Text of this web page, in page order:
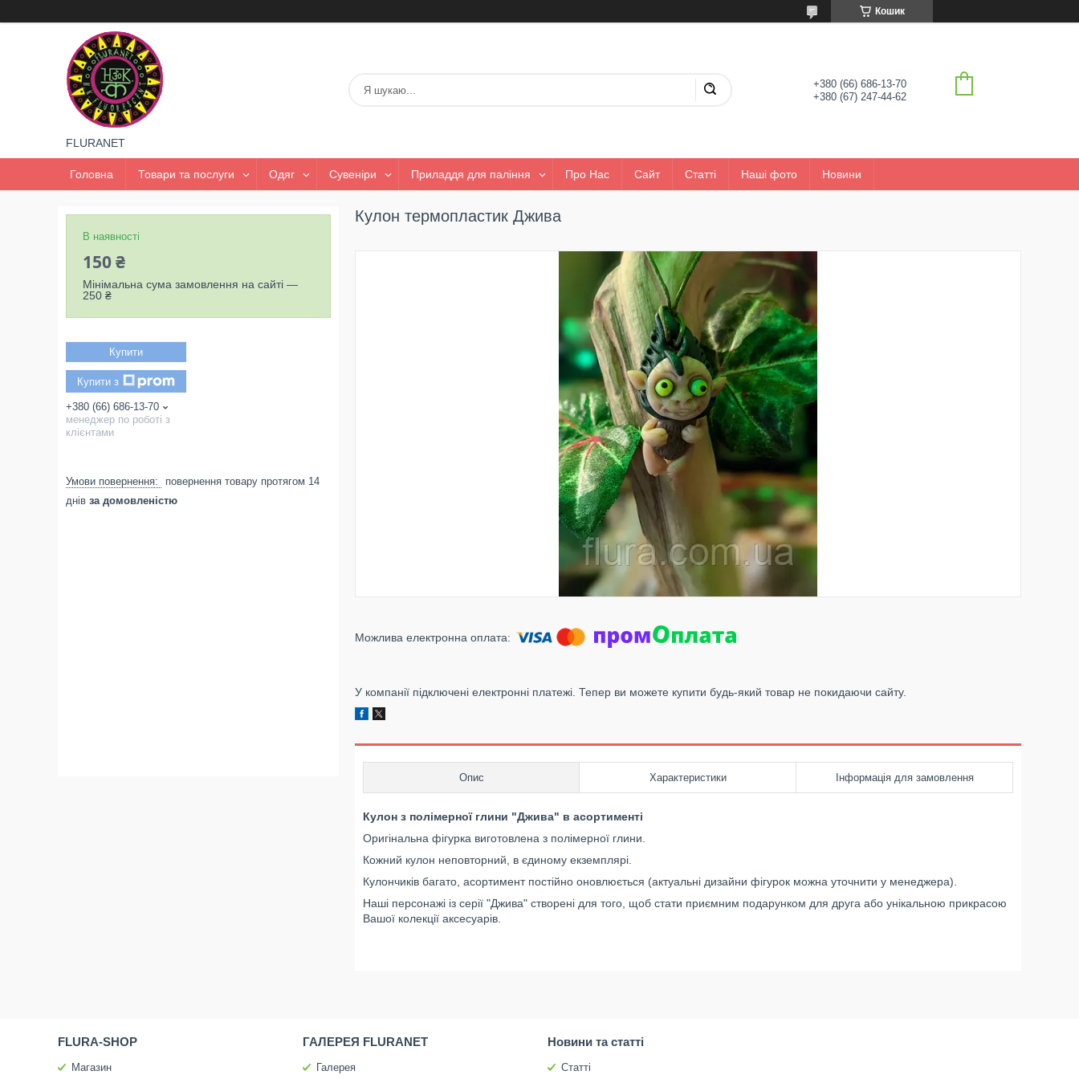
Кошик
FLURANET
+380 (66) 686-13-70
+380 (67) 247-44-62
Головна Товари та послуги Одяг Сувеніри Приладдя для паління Про Нас Сайт Статті Наші фото Новини
Кулон термопластик Джива
У компанії підключені електронні платежі. Тепер ви можете купити будь-який товар не покидаючи сайту.
Опис Характеристики Інформація для замовлення
Кулон з полімерної глини "Джива" в асортименті
Оригінальна фігурка виготовлена з полімерної глини.
Кожний кулон неповторний, в єдиному екземплярі.
Кулончиків багато, асортимент постійно оновлюється (актуальні дизайни фігурок можна уточнити у менеджера).
Наші персонажі із серії "Джива" створені для того, щоб стати приємним подарунком для друга або унікальною прикрасою
Вашої колекції аксесуарів.
В наявності
150 ₴
Мінімальна сума замовлення на сайті —
250 ₴
Купити
Купити з
+380 (66) 686-13-70
менеджер по роботі з
клієнтами
повернення товару протягом 14
днів за домовленістю
FLURA-SHOP
Магазин
ГАЛЕРЕЯ FLURANET
Галерея
Новини та статті
Статті